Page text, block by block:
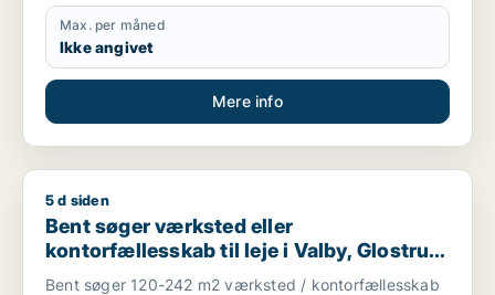
Max. per måned
Ikke angivet
Mere info
Bent søger værksted eller kontorfællesskab til leje i Valby,
5 d siden
Bent søger værksted eller
kontorfællesskab til leje i Valby, Glostrup
eller Brøndby m.fl.
Bent søger 120-242 m2 værksted / kontorfællesskab